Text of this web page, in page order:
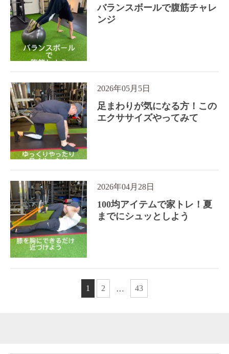
バランスボールで腹筋チャレ
ンジ
2026年05月5日
足まわりが気になる方！この
エクササイズやってみて
2026年04月28日
100均アイテムで家トレ！夏
までにシュッとしよう
1 2 … 43